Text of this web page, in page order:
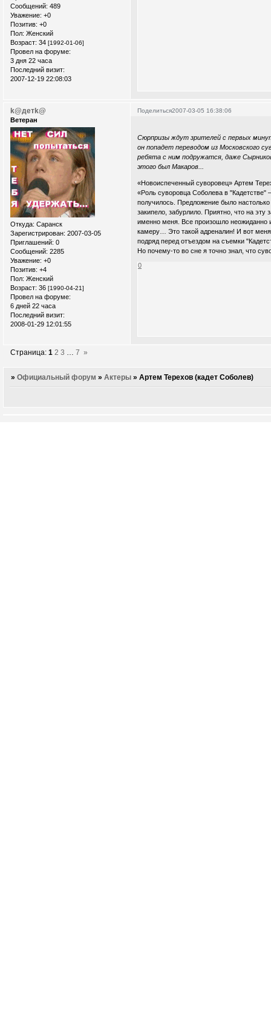
Сообщений: 489
Уважение: +0
Позитив: +0
Пол: Женский
Возраст: 34 [1992-01-06]
Провел на форуме:
3 дня 22 часа
Последний визит:
2007-12-19 22:08:03
Поделиться2007-03-05 16:38:06
k@детk@
Ветеран
Откуда: Саранск
Зарегистрирован: 2007-03-05
Приглашений: 0
Сообщений: 2285
Уважение: +0
Позитив: +4
Пол: Женский
Возраст: 36 [1990-04-21]
Провел на форуме:
6 дней 22 часа
Последний визит:
2008-01-29 12:01:55
Сюрпризы ждут зрителей с первых
он попадет переводом из Московского
ребята с ним подружатся, даже
этого был Макаров...
«Новоиспеченный суворовец» Артем
«Роль суворовца Соболева в "Кадетстве"
получилось. Предложение было
закипело, забурлило. Приятно, что на
именно меня. Все произошло неожиданно
камеру… Это такой адреналин! И вот
подряд перед отъездом на съемки
Но почему-то во сне я точно знал, что
0
Страница:1 2 3 7 »
»Официальный форум »Актеры »Артем Терехов (кадет Соболев)